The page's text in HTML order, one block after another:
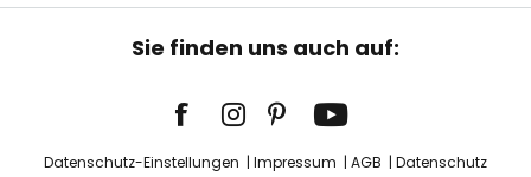
Sie finden uns auch auf:
Datenschutz-Einstellungen Impressum AGB Datenschutz